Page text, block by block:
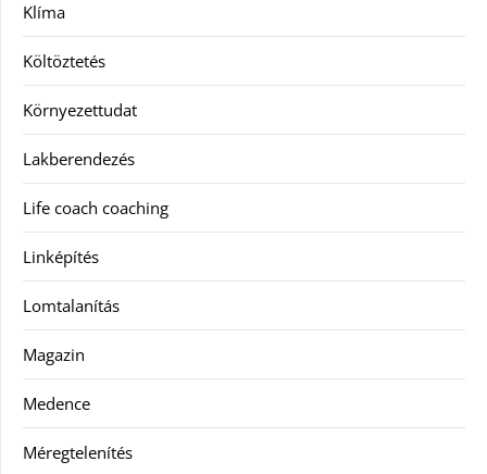
Klíma
Költöztetés
Környezettudat
Lakberendezés
Life coach coaching
Linképítés
Lomtalanítás
Magazin
Medence
Méregtelenítés